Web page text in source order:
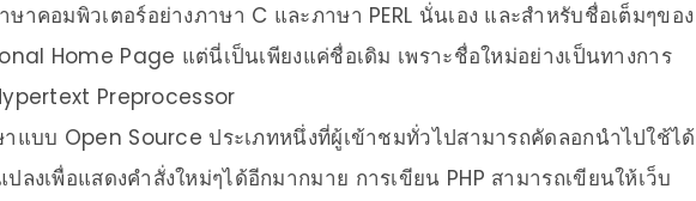
าคอมพิวเตอร์อย่างภาษา C และภาษา PERL นั่นเอง และสำหรับชื่อเต็มๆของ
Home Page แต่นี่เป็นเพียงแค่ชื่อเดิม เพราะชื่อใหม่อย่างเป็นทางการ
Preprocessor
าแบบ Open Source ประเภทหนึ่งที่ผู้เข้าชมทั่วไปสามารถคัดลอกนำไปใช้ได้
ลงเพื่อแสดงคำสั่งใหม่ๆได้อีกมากมาย การเขียน PHP สามารถเขียนให้เว็บ